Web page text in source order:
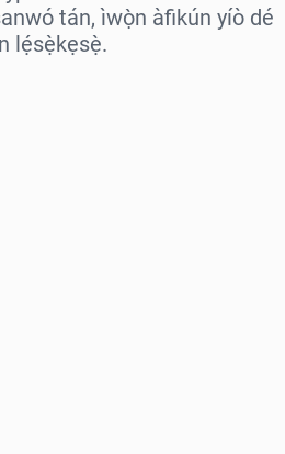
tán, ìwọ̀n àfikún yíò dé
lẹ́sẹ̀kẹsẹ̀.